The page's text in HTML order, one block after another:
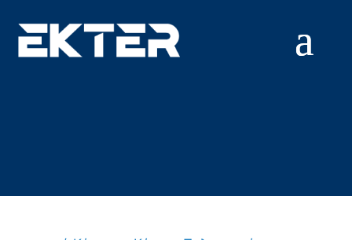
στο
περιεχόμενο